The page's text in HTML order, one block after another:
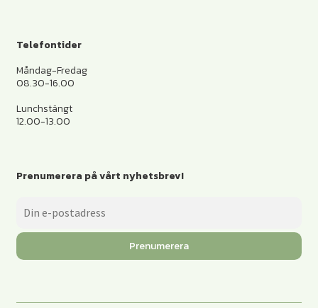
Telefontider
Måndag-Fredag
08.30-16.00
Lunchstängt
12.00-13.00
Prenumerera på vårt nyhetsbrev!
Prenumerera